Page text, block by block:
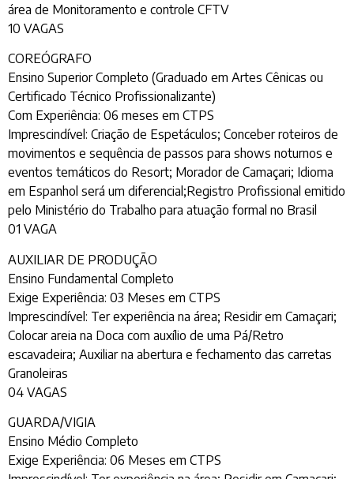
área de Monitoramento e controle CFTV
10 VAGAS
COREÓGRAFO
Ensino Superior Completo (Graduado em Artes Cênicas ou
Certificado Técnico Profissionalizante)
Com Experiência: 06 meses em CTPS
Imprescindível: Criação de Espetáculos; Conceber roteiros de
movimentos e sequência de passos para shows noturnos e
eventos temáticos do Resort; Morador de Camaçari; Idioma
em Espanhol será um diferencial;Registro Profissional emitido
pelo Ministério do Trabalho para atuação formal no Brasil
01 VAGA
AUXILIAR DE PRODUÇÃO
Ensino Fundamental Completo
Exige Experiência: 03 Meses em CTPS
Imprescindível: Ter experiência na área; Residir em Camaçari;
Colocar areia na Doca com auxílio de uma Pá/Retro
escavadeira; Auxiliar na abertura e fechamento das carretas
Granoleiras
04 VAGAS
GUARDA/VIGIA
Ensino Médio Completo
Exige Experiência: 06 Meses em CTPS